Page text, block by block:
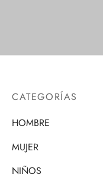
CATEGORÍAS
HOMBRE
MUJER
NIÑOS